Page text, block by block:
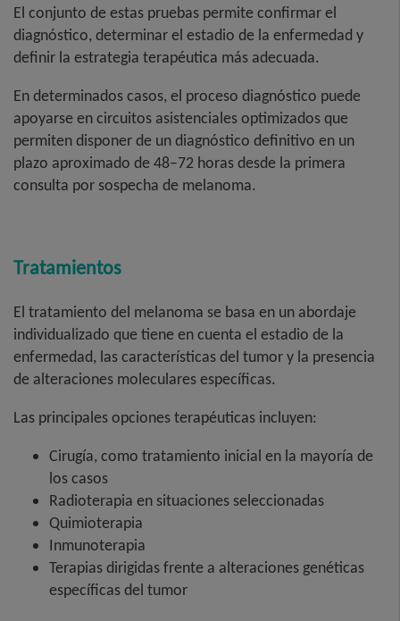
El conjunto de estas pruebas permite confirmar el
diagnóstico, determinar el estadio de la enfermedad y
definir la estrategia terapéutica más adecuada.
En determinados casos, el proceso diagnóstico puede
apoyarse en circuitos asistenciales optimizados que
permiten disponer de un diagnóstico definitivo en un
plazo aproximado de 48–72 horas desde la primera
consulta por sospecha de melanoma.
Tratamientos
El tratamiento del melanoma se basa en un abordaje
individualizado que tiene en cuenta el estadio de la
enfermedad, las características del tumor y la presencia
de alteraciones moleculares específicas.
Las principales opciones terapéuticas incluyen:
Cirugía, como tratamiento inicial en la mayoría de
los casos
Radioterapia en situaciones seleccionadas
Quimioterapia
Inmunoterapia
Terapias dirigidas frente a alteraciones genéticas
específicas del tumor